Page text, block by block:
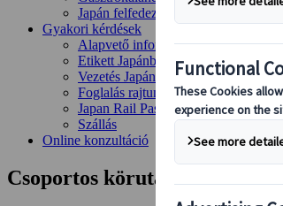
Japán felfedezése vonattal
Gyakori kérdések
Alapvető információk
Etikett Japánban
Vezetés Japánban
Foglalás rajtunk keresztül
Japan Rail Pass
Szállás
Online konzultáció
Csoportos körutazások